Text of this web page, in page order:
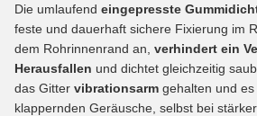
Die umlaufend eingepresste
feste und dauerhaft sichere Fixierung im
dem Rohrinnenrand an, verhindert ein
Herausfallen und dichtet gleichzeitig
das Gitter vibrationsarm gehalten und
klappernden Geräusche, selbst bei